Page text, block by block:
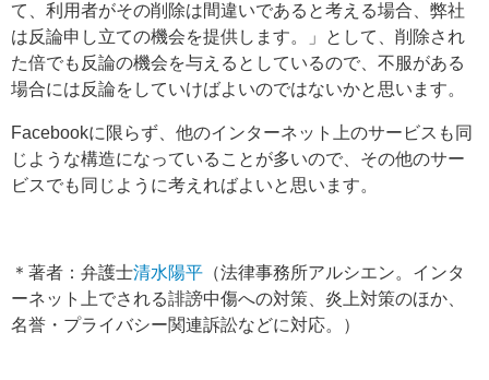
て、利用者がその削除は間違いであると考える場合、弊社
は反論申し立ての機会を提供します。」として、削除され
た倍でも反論の機会を与えるとしているので、不服がある
場合には反論をしていけばよいのではないかと思います。
Facebookに限らず、他のインターネット上のサービスも同
じような構造になっていることが多いので、その他のサー
ビスでも同じように考えればよいと思います。
＊著者：弁護士清水陽平 （法律事務所アルシエン。インタ
ーネット上でされる誹謗中傷への対策、炎上対策のほか、
名誉・プライバシー関連訴訟などに対応。）